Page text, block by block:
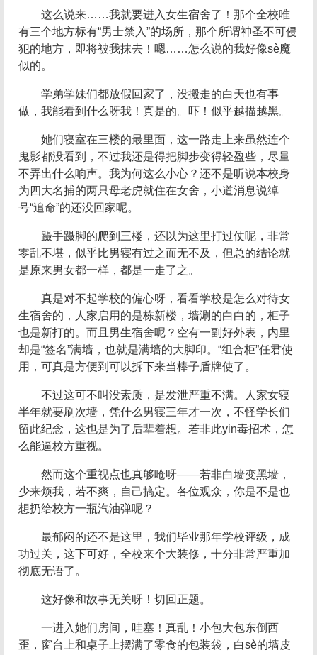
这么说来……我就要进入女生宿舍了！那个全校唯
有三个地方标有“男士禁入”的场所，那个所谓神圣不可侵
犯的地方，即将被我抹去！嗯……怎么说的我好像sè魔
似的。
学弟学妹们都放假回家了，没搬走的白天也有事
做，我能看到什么呀我！真是的。吓！似乎越描越黑。
她们寝室在三楼的最里面，这一路走上来虽然连个
鬼影都没看到，不过我还是得把脚步变得轻盈些，尽量
不弄出什么响声。我为何这么小心？还不是听说本校身
为四大名捕的两只母老虎就住在女舍，小道消息说绰
号“追命”的还没回家呢。
蹑手蹑脚的爬到三楼，还以为这里打过仗呢，非常
零乱不堪，似乎比男寝有过之而无不及，但总的结论就
是原来男女都一样，都是一走了之。
真是对不起学校的偏心呀，看看学校是怎么对待女
生宿舍的，人家启用的是栋新楼，墙涮的白白的，柜子
也是新打的。而且男生宿舍呢？空有一副好外表，内里
却是“签名”满墙，也就是满墙的大脚印。“组合柜”任君使
用，可真是方便到可以拆下来当棒子盾牌使了。
不过这可不叫没素质，是发泄严重不满。人家女寝
半年就要刷次墙，凭什么男寝三年才一次，不怪学长们
留此纪念，这也是为了后辈着想。若非此yin毒招术，怎
么能逼校方重视。
然而这个重视点也真够呛呀——若非白墙变黑墙，
少来烦我，若不爽，自己搞定。各位观众，你是不是也
想扔给校方一瓶汽油弹呢？
最郁闷的还不是这里，我们毕业那年学校评级，成
功过关，这下可好，全校来个大装修，十分非常严重加
彻底无语了。
这好像和故事无关呀！切回正题。
一进入她们房间，哇塞！真乱！小包大包东倒西
歪，窗台上和桌子上摆满了零食的包装袋，白sè的墙皮